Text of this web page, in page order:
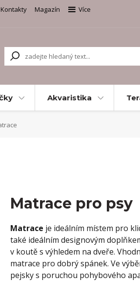
Kontakty Magazín
Více
Akvaristika
Matrace pro psy
Matrace je ideálním místem pro
také ideálním designovým
v koutě s výhledem na dveře.
matrace pro dobrý spánek. Ve
pejsky s poruchou pohybového